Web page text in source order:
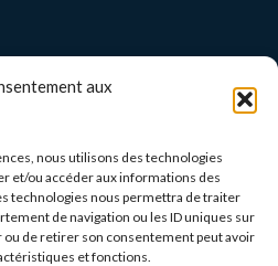
aux
nous utilisons des technologies
et/ou accéder aux informations des
technologies nous permettra de traiter
de navigation ou les ID uniques sur
ou de retirer son consentement peut avoir
et fonctions.